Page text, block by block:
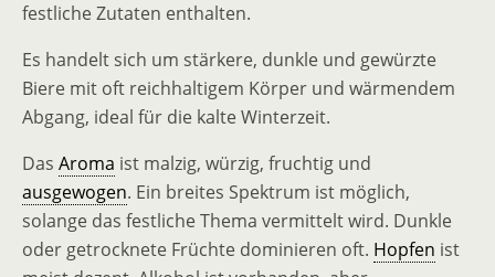
festliche Zutaten enthalten.
Es handelt sich um stärkere, dunkle und gewürzte
Biere mit oft reichhaltigem Körper und wärmendem
Abgang, ideal für die kalte Winterzeit.
Das Aroma ist malzig, würzig, fruchtig und
ausgewogen. Ein breites Spektrum ist möglich,
solange das festliche Thema vermittelt wird. Dunkle
oder getrocknete Früchte dominieren oft. Hopfen ist